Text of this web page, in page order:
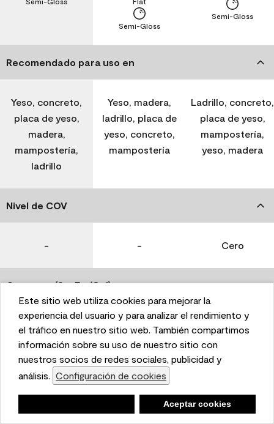
This website uses cookies to enhance user experience
and to analyze performance and traffic on our website.
We also share information about your use of our site
with our social media, advertising, and analytics
partners. Cookie Settings
Accept Cookies
Este sitio web utiliza cookies para mejorar la
experiencia del usuario y para analizar el rendimiento y
el tráfico en nuestro sitio web. También compartimos
información sobre su uso de nuestro sitio con
nuestros socios de redes sociales, publicidad y
análisis. Configuración de cookies
Aceptar cookies
Semi-Gloss
Semi-Gloss
Recomendado para uso en
Yeso, concreto,
placa de yeso,
madera,
mampostería,
ladrillo
Yeso, madera,
ladrillo, placa de
yeso, concreto,
mampostería
Ladrillo, concreto,
placa de yeso,
mampostería,
yeso, madera
Nivel de COV
- - Cero
Coverage (Sq. Ft./Gal)
350-400 400-450 400-450
Tiempo de secado
1 hora